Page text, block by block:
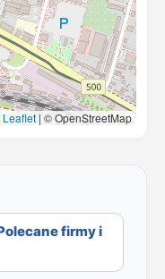
Leaflet|© OpenStreetMap
firmy i